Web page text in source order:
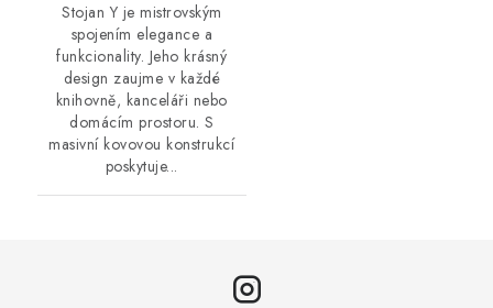
Stojan Y je mistrovským
spojením elegance a
funkcionality. Jeho krásný
design zaujme v každé
knihovně, kanceláři nebo
domácím prostoru. S
masivní kovovou konstrukcí
poskytuje...